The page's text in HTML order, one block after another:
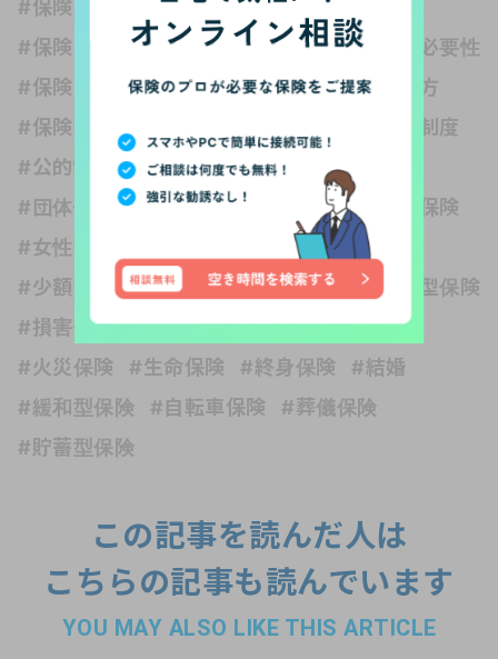
#保険どれくらい入る？
#保険と健康
#保険と税金
#保険の世界は複雑
#保険の必要性
#保険の種類
#保険の見直し
#保険の選び方
#保険金
#公的保険 社会保障制度
#公的制度
#医療保険
#収入保障保険
#団体信用生命保険
#変額保険
#外貨建て保険
#女性保険
#子育て
#学資保険
#少額短期保険
#就業不能保険
#掛け捨て型保険
#損害保険
#旅行保険
#暮らしの知識
#火災保険
#生命保険 #終身保険
#結婚
#緩和型保険
#自転車保険
#葬儀保険
#貯蓄型保険
この記事を読んだ人は
こちらの記事も読んでいます
YOU MAY ALSO LIKE THIS ARTICLE